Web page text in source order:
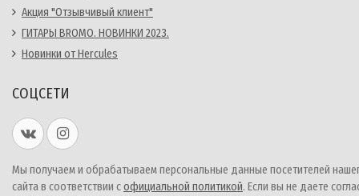
Акция "Отзывчивый клиент"
ГИТАРЫ BROMO. НОВИНКИ 2023.
Новинки от Hercules
СОЦСЕТИ
Мы получаем и обрабатываем персональные данные посетителей
сайта в соответствии софициальной политикой. Если вы не даете